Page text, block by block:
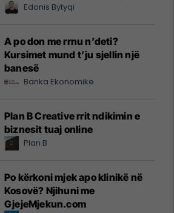
Edonis Bytyqi
A po don me rrnu n’deti?
Kursimet mund t’ju sjellin një
banesë
Banka Ekonomike
Plan B Creative rrit ndikimin e
biznesit tuaj online
Plan B
Po kërkoni mjek apo klinikë në
Kosovë? Njihuni me
GjejeMjekun.com